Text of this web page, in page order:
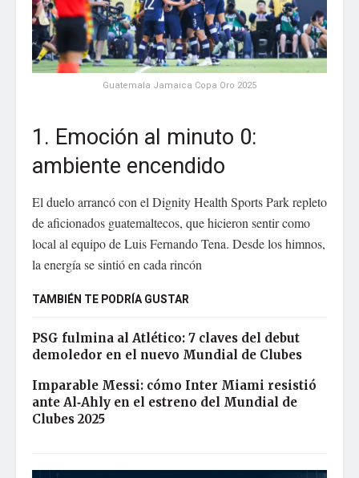
Guatemala Jamaica Copa Oro 2025
1. Emoción al minuto 0:
ambiente encendido
El duelo arrancó con el Dignity Health Sports Park repleto
de aficionados guatemaltecos, que hicieron sentir como
local al equipo de Luis Fernando Tena. Desde los himnos,
la energía se sintió en cada rincón
TAMBIÉN TE PODRÍA GUSTAR
PSG fulmina al Atlético: 7 claves del debut
demoledor en el nuevo Mundial de Clubes
Imparable Messi: cómo Inter Miami resistió
ante Al‑Ahly en el estreno del Mundial de
Clubes 2025